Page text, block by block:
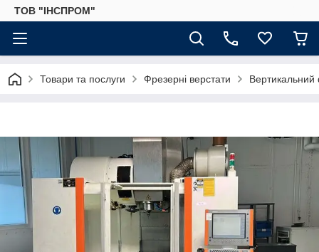
ТОВ "ІНСПРОМ"
Товари та послуги Фрезерні верстати